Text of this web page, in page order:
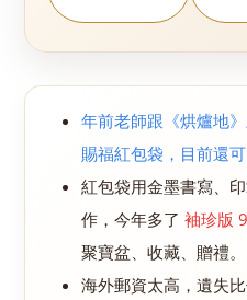
年前老師跟《烘爐地
賜福紅包袋，目前還可
紅包袋用金墨書寫、
作，今年多了 袖珍版
聚寶盆、收藏、贈禮。
海外郵資太高，遺失